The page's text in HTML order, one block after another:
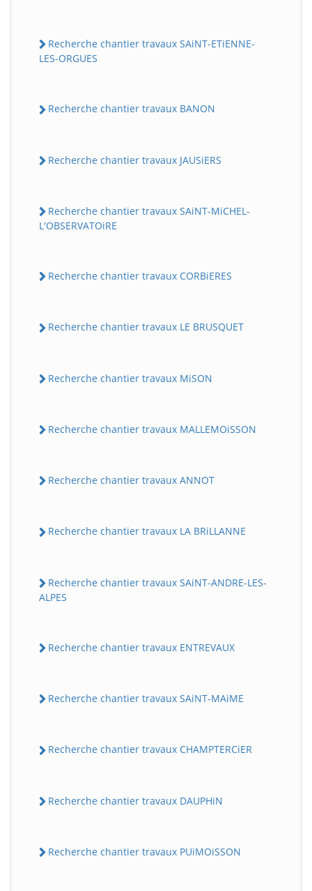
Recherche chantier travaux SAiNT-ETiENNE-
LES-ORGUES
Recherche chantier travaux BANON
Recherche chantier travaux JAUSiERS
Recherche chantier travaux SAiNT-MiCHEL-
L'OBSERVATOiRE
Recherche chantier travaux CORBiERES
Recherche chantier travaux LE BRUSQUET
Recherche chantier travaux MiSON
Recherche chantier travaux MALLEMOiSSON
Recherche chantier travaux ANNOT
Recherche chantier travaux LA BRiLLANNE
Recherche chantier travaux SAiNT-ANDRE-LES-
ALPES
Recherche chantier travaux ENTREVAUX
Recherche chantier travaux SAiNT-MAiME
Recherche chantier travaux CHAMPTERCiER
Recherche chantier travaux DAUPHiN
Recherche chantier travaux PUiMOiSSON